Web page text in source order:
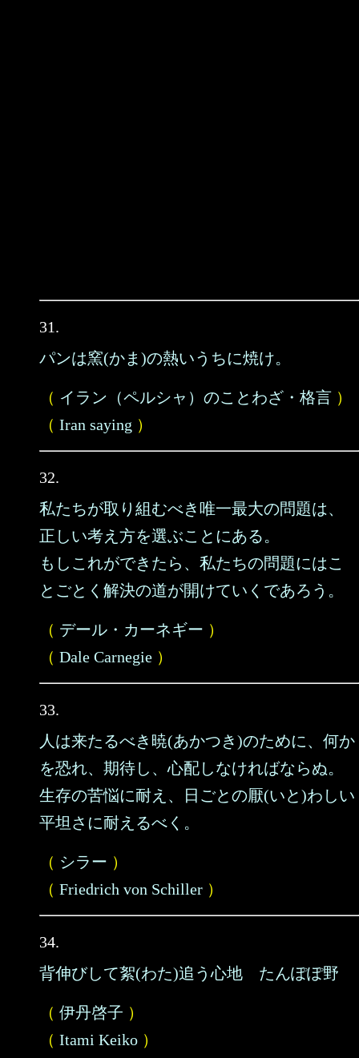
31.
パンは窯(かま)の熱いうちに焼け。
（ イラン（ペルシャ）のことわざ・格言 ）
（ Iran saying ）
32.
私たちが取り組むべき唯一最大の問題は、
正しい考え方を選ぶことにある。
もしこれができたら、私たちの問題にはこ
とごとく解決の道が開けていくであろう。
（ デール・カーネギー ）
（ Dale Carnegie ）
33.
人は来たるべき暁(あかつき)のために、何か
を恐れ、期待し、心配しなければならぬ。
生存の苦悩に耐え、日ごとの厭(いと)わしい
平坦さに耐えるべく。
（ シラー ）
（ Friedrich von Schiller ）
34.
背伸びして絮(わた)追う心地 たんぽぽ野
（ 伊丹啓子 ）
（ Itami Keiko ）